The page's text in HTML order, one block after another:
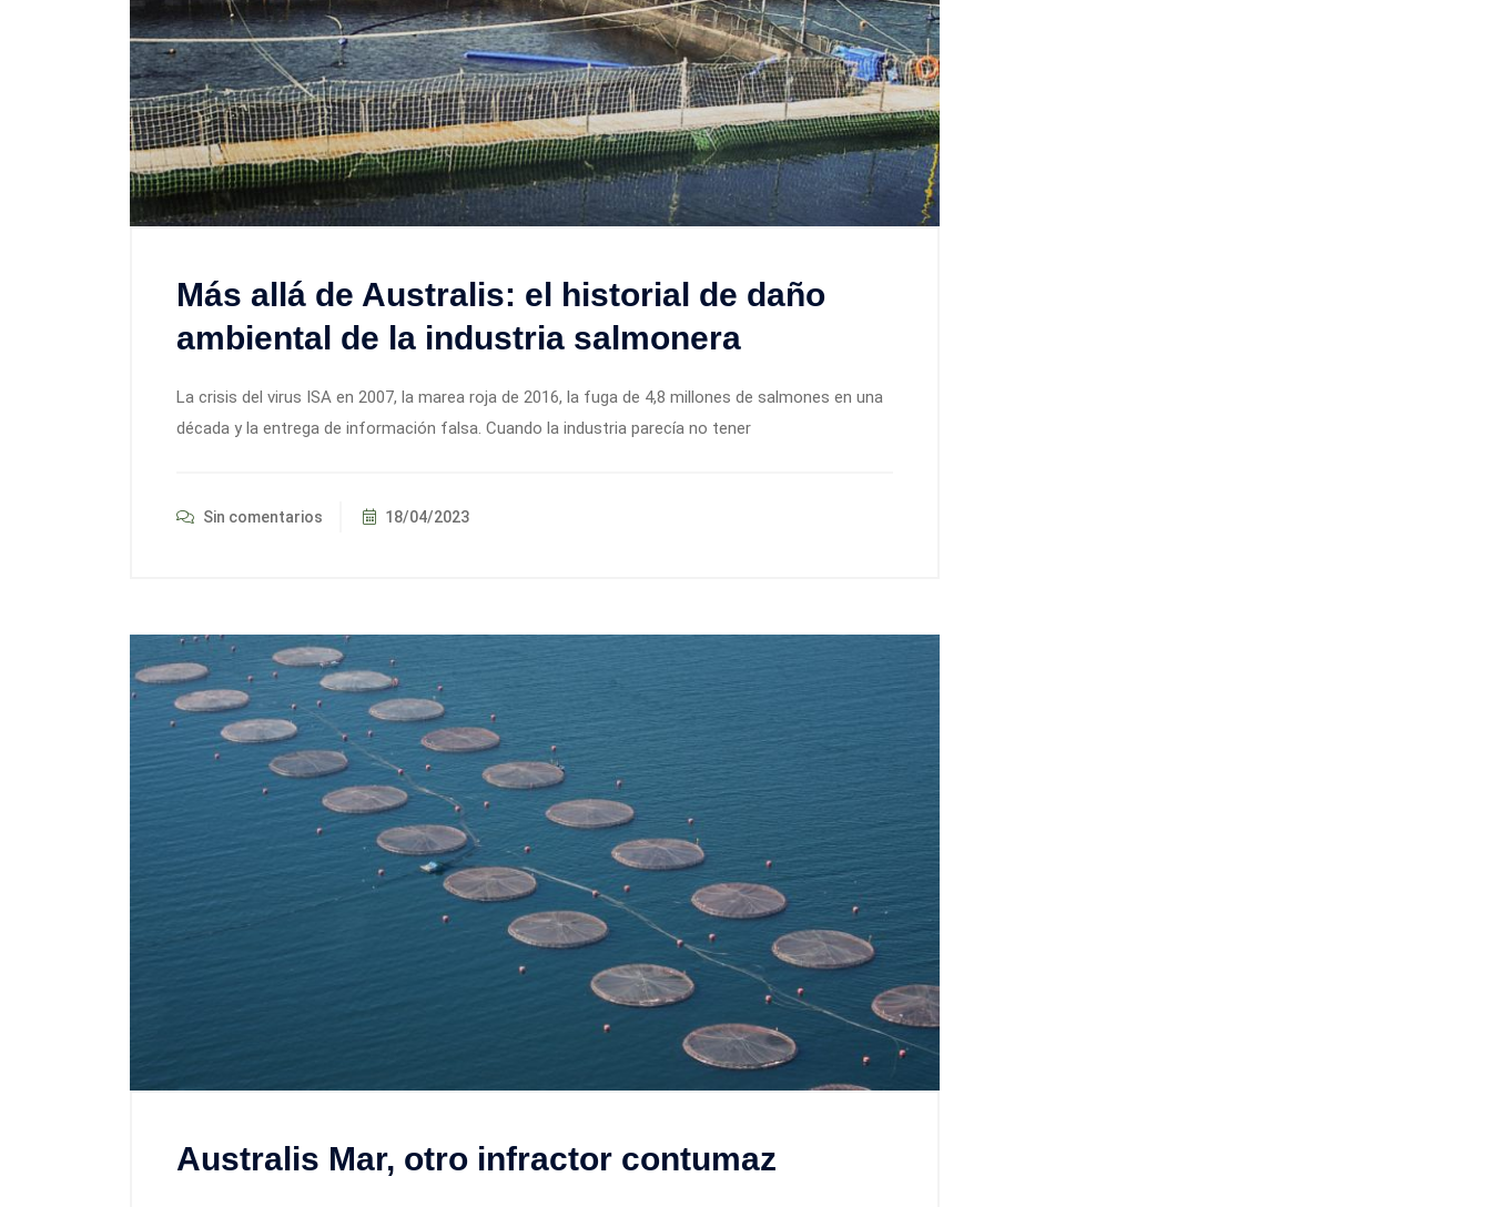
Más allá de Australis: el historial de daño
ambiental de la industria salmonera
La crisis del virus ISA en 2007, la marea roja de 2016, la fuga de 4,8 millones de salmones en una
década y la entrega de información falsa. Cuando la industria parecía no tener
Sin comentarios 18/04/2023
Australis Mar, otro infractor contumaz